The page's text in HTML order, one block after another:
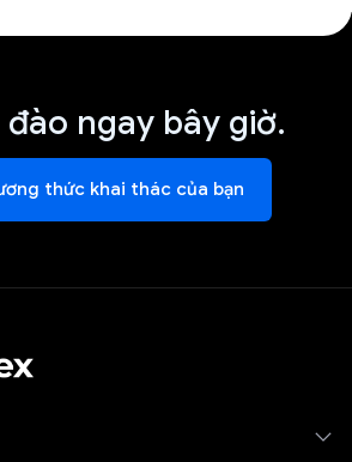
đào ngay bây giờ.
thức khai thác của bạn